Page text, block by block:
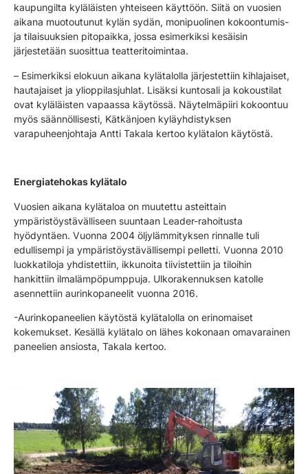
kaupungilta kyläläisten yhteiseen käyttöön. Siitä on vuosien
aikana muotoutunut kylän sydän, monipuolinen kokoontumis-
ja tilaisuuksien pitopaikka, jossa esimerkiksi kesäisin
järjestetään suosittua teatteritoimintaa.
– Esimerkiksi elokuun aikana kylätalolla järjestettiin kihlajaiset,
hautajaiset ja ylioppilasjuhlat. Lisäksi kuntosali ja kokoustilat
ovat kyläläisten vapaassa käytössä. Näytelmäpiiri kokoontuu
myös säännöllisesti, Kätkänjoen kyläyhdistyksen
varapuheenjohtaja Antti Takala kertoo kylätalon käytöstä.
Energiatehokas kylätalo
Vuosien aikana kylätaloa on muutettu asteittain
ympäristöystävälliseen suuntaan Leader-rahoitusta
hyödyntäen. Vuonna 2004 öljylämmityksen rinnalle tuli
edullisempi ja ympäristöystävällisempi pelletti. Vuonna 2010
luokkatiloja yhdistettiin, ikkunoita tiivistettiin ja tiloihin
hankittiin ilmalämpöpumppuja. Ulkorakennuksen katolle
asennettiin aurinkopaneelit vuonna 2016.
-Aurinkopaneelien käytöstä kylätalolla on erinomaiset
kokemukset. Kesällä kylätalo on lähes kokonaan omavarainen
paneelien ansiosta, Takala kertoo.